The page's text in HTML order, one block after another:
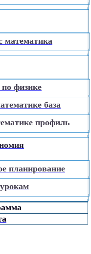
математика
физике
база
профиль
планирование